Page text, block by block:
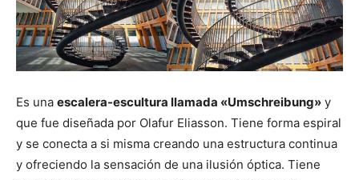
Es una escalera-escultura llamada «Umschreibung» y
que fue diseñada por Olafur Eliasson. Tiene forma espiral
y se conecta a si misma creando una estructura continua
y ofreciendo la sensación de una ilusión óptica. Tiene